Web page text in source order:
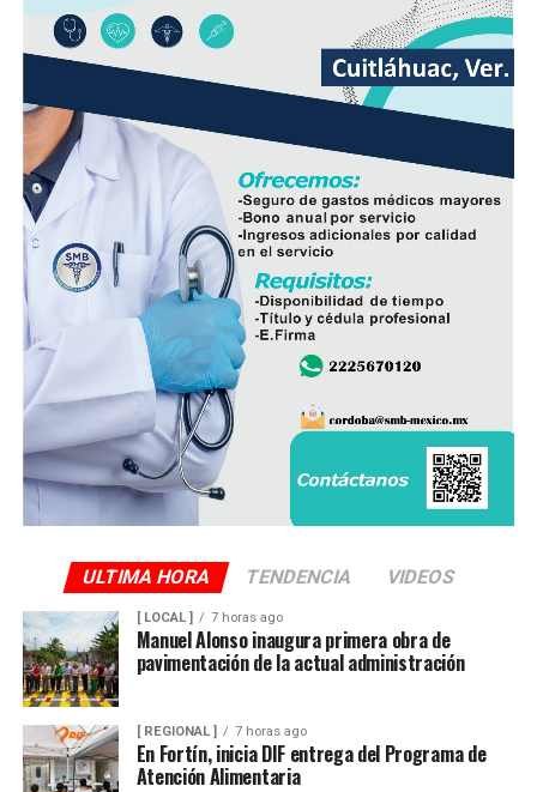
litoral, condiciones que se extenderán por la tarde y
noche a regiones de montaña.
Las lluvias se estiman acumulados de 5 a 20 milímetros
por metro cuadrado (mm) y máximos de hasta 30 mm en
cuencas del sur y en zonas de montañas y; temperaturas
diurnas serán altas y el ambiente cálido, pero fresco por
la noche.
El viento será del Sureste, Este y Noreste de 20 a 35
kilómetros por hora (km/h), con rachas en el litoral y en
zonas de tormenta.
Asimismo, se pronostica la llegada de otra onda tropical
entre viernes y fin de semana.
Finalmente, la SPC de Veracruz recomienda a la
población vigilar el comportamiento de ríos y arroyos
de respuesta rápida y observar su entorno por posibles
Además de conducir con precaución por disminución de
la visibilidad y anegamientos urbanos, viento arrachado,
descargas eléctricas y probables granizadas en áreas de
tormenta, entre otros efectos negativos.
ULTIMA HORA TENDENCIA VIDEOS
[ LOCAL ] 7 horas ago
Manuel Alonso inaugura primera obra de
pavimentación de la actual administración
[ REGIONAL ] 7 horas ago
En Fortín, inicia DIF entrega del Programa de
Atención Alimentaria